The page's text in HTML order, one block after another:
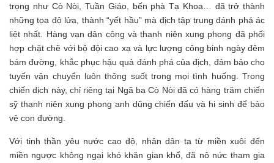
trọng như Cò Nòi, Tuần Giáo, bến phà Tạ Khoa… đã trở thành
những tọa độ lửa, thành “yết hầu” mà địch tập trung đánh phá ác
liệt nhất. Hàng vạn dân công và thanh niên xung phong đã phối
hợp chặt chẽ với bộ đội cao xạ và lực lượng công binh ngày đêm
bám đường, khắc phục hậu quả đánh phá của địch, đảm bảo cho
tuyến vận chuyển luôn thông suốt trong mọi tình huống. Trong
chiến dịch này, chỉ riêng tại Ngã ba Cò Nòi đã có hàng trăm chiến
sỹ thanh niên xung phong anh dũng chiến đấu và hi sinh để bảo
vệ con đường.
Với tinh thần yêu nước cao độ, nhân dân ta từ miền xuôi đến
miền ngược không ngại khó khăn gian khổ, đã nô nức tham gia